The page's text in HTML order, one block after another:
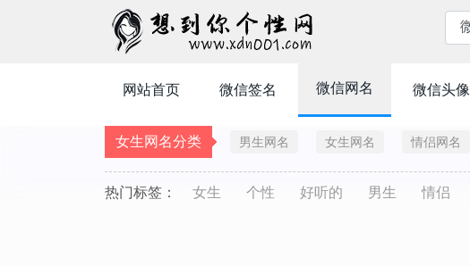
网站首页 微信签名 微信网名 微信头像
女生网名分类 男生网名 女生网名 情侣网名
热门标签： 女生 个性 好听的 男生 情侣